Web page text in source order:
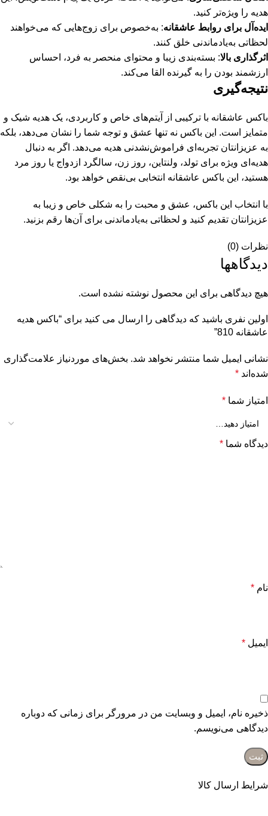
هدیه را ویژه‌تر کنید.
ایده‌آل برای روابط عاشقانه: به‌خصوص برای زوج‌هایی که می‌خواهند
لحظاتی به‌یادماندنی خلق کنند.
اثرگذاری بالا: بسته‌بندی زیبا و محتوای منحصر به فرد، احساس
ارزشمند بودن را به گیرنده القا می‌کند.
نتیجه‌گیری
باکس عاشقانه با ترکیبی از آیتم‌های خاص و کاربردی، یک هدیه شیک و
متمایز است. این باکس نه تنها عشق و توجه شما را نشان می‌دهد، بلکه
به عزیزانتان تجربه‌ای فراموش‌نشدنی هدیه می‌دهد. اگر به دنبال
هدیه‌ای ویژه برای تولد، ولنتاین، روز زن، سالگرد ازدواج یا روز مرد
هستید، این باکس عاشقانه انتخابی بی‌نقص خواهد بود.
با انتخاب این باکس، عشق و محبت را به شکلی خاص و زیبا به
عزیزانتان تقدیم کنید و لحظاتی به‌یادماندنی برای آن‌ها رقم بزنید.
نظرات (0)
دیدگاهها
هیچ دیدگاهی برای این محصول نوشته نشده است.
اولین نفری باشید که دیدگاهی را ارسال می کنید برای “باکس هدیه
عاشقانه 810”
نشانی ایمیل شما منتشر نخواهد شد. بخش‌های موردنیاز علامت‌گذاری
شده‌اند *
امتیاز شما *
دیدگاه شما *
نام *
ایمیل *
ذخیره نام، ایمیل و وبسایت من در مرورگر برای زمانی که دوباره
دیدگاهی می‌نویسم.
شرایط ارسال کالا